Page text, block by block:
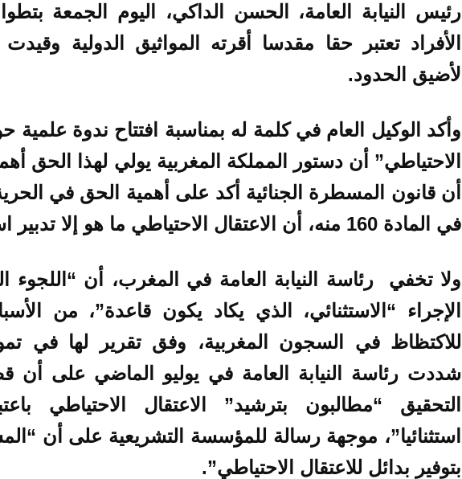
رئيس النيابة العامة، الحسن الداكي، اليوم الجمعة
الأفراد تعتبر حقا مقدسا أقرته المواثيق الدولية
لأضيق الحدود.
وأكد الوكيل العام في كلمة له بمناسبة افتتاح ندوة علمية
الاحتياطي” أن دستور المملكة المغربية يولي لهذا الحق
أن قانون المسطرة الجنائية أكد على أهمية الحق في الحرية
في المادة 160 منه، أن الاعتقال الاحتياطي ما هو إلا تدبير استثنائي.
ولا تخفي رئاسة النيابة العامة في المغرب،
أن “اللجوء
الإجراء “الاستثنائي، الذي يكاد يكون قاعدة”، من
للاكتظاظ في السجون المغربية، وفق تقرير لها في
شددت رئاسة النيابة العامة في يوليو الماضي على أن
التحقيق “مطالبون بترشيد” الاعتقال الاحتياطي
استثنائيا”، موجهة رسالة للمؤسسة التشريعية على أن
بتوفير بدائل للاعتقال الاحتياطي”.